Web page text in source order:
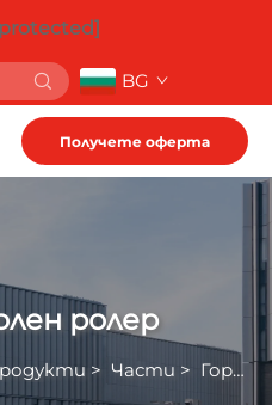
BG
Получете оферта
ролер
> Части > Горен и долен ролер